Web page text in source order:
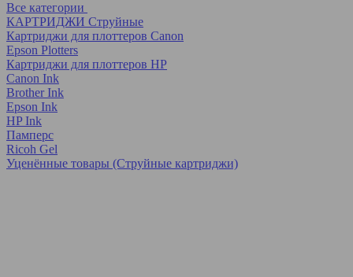
Все категории
КАРТРИДЖИ Струйные
Картриджи для плоттеров Canon
Epson Plotters
Картриджи для плоттеров HP
Canon Ink
Brother Ink
Epson Ink
HP Ink
Памперс
Ricoh Gel
Уценённые товары (Струйные картриджи)